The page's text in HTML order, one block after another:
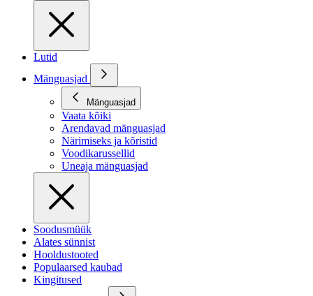
Lutid
Mänguasjad
Mänguasjad
Vaata kõiki
Arendavad mänguasjad
Närimiseks ja kõristid
Voodikarussellid
Uneaja mänguasjad
Soodusmüük
Alates sünnist
Hooldustooted
Populaarsed kaubad
Kingitused